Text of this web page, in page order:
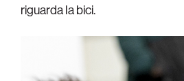
riguarda la bici.